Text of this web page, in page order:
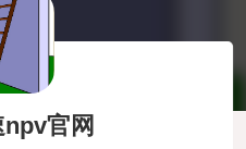
官网